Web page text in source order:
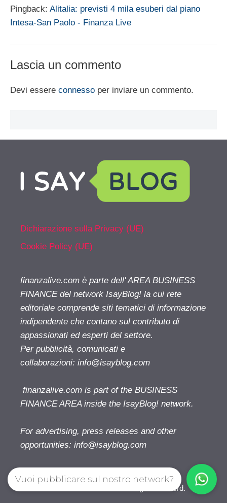
Pingback: Alitalia: previsti 4 mila esuberi dal piano
Intesa-San Paolo - Finanza Live
Lascia un commento
Devi essere connesso per inviare un commento.
Dichiarazione sulla Privacy (UE)
Cookie Policy (UE)
finanzalive.com è parte dell' AREA BUSINESS
FINANCE del network IsayBlog! la cui rete
editoriale comprende siti tematici di informazione
indipendente che contano sul contributo di
appassionati ed esperti del settore.
Per pubblicità, comunicati e
collaborazioni: info@isayblog.com
finanzalive.com is part of the BUSINESS
FINANCE AREA inside the IsayBlog! network.
For advertising, press releases and other
opportunities: info@isayblog.com
Finanzalive.com © 2026. All right reserverd.
Vuoi pubblicare sul nostro network?